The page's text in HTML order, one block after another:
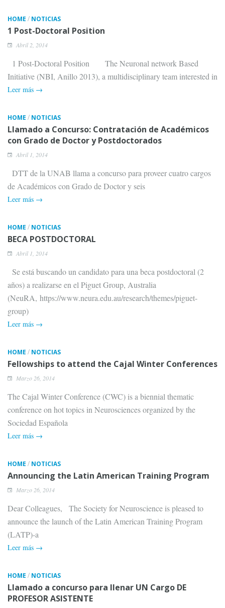
HOME / NOTICIAS
1 Post-Doctoral Position
Abril 2, 2014
1 Post-Doctoral Position The Neuronal network Based
Initiative (NBI, Anillo 2013), a multidisciplinary team interested in
Leer más →
HOME / NOTICIAS
Llamado a Concurso: Contratación de Académicos
con Grado de Doctor y Postdoctorados
Abril 1, 2014
DTT de la UNAB llama a concurso para proveer cuatro cargos
de Académicos con Grado de Doctor y seis
Leer más →
HOME / NOTICIAS
BECA POSTDOCTORAL
Abril 1, 2014
Se está buscando un candidato para una beca postdoctoral (2
años) a realizarse en el Piguet Group, Australia
(NeuRA, https://www.neura.edu.au/research/themes/piguet-
group)
Leer más →
HOME / NOTICIAS
Fellowships to attend the Cajal Winter Conferences
Marzo 26, 2014
The Cajal Winter Conference (CWC) is a biennial thematic
conference on hot topics in Neurosciences organized by the
Sociedad Española
Leer más →
HOME / NOTICIAS
Announcing the Latin American Training Program
Marzo 26, 2014
Dear Colleagues, The Society for Neuroscience is pleased to
announce the launch of the Latin American Training Program
(LATP)-a
Leer más →
HOME / NOTICIAS
Llamado a concurso para llenar UN Cargo DE
PROFESOR ASISTENTE